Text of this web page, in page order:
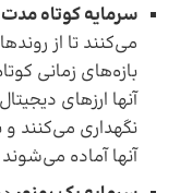
سرمایه کوتاه
می‌کنند تا از
بازه‌های زمانی
آنها ارزهای
نگهداری می‌کنند و
آنها آماده می‌شوند